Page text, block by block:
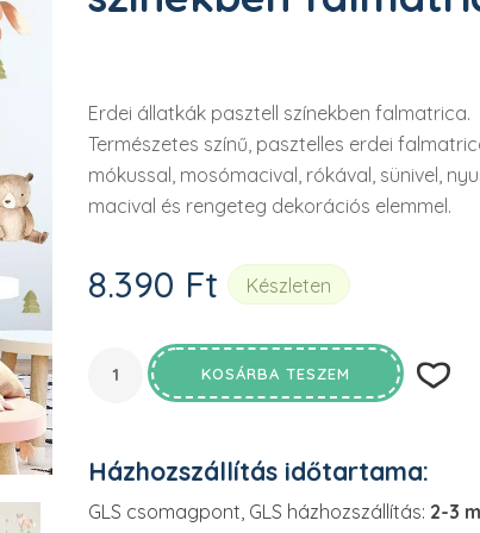
Erdei állatkák pasztell színekben falmatrica.
Természetes színű, pasztelles erdei
mókussal, mosómacival, rókával, sünivel,
macival és rengeteg dekorációs elemmel.
8.390 Ft Készleten
KOSÁRBA TESZEM
Házhozszállítás időtartama:
GLS csomagpont, GLS házhozszállítás: 2-3